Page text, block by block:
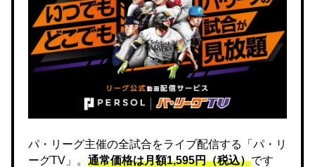
パ・リーグ主催の全試合をライブ配信する「パ・リ
ーグTV」。 通常価格は月額1,595円（税込）です